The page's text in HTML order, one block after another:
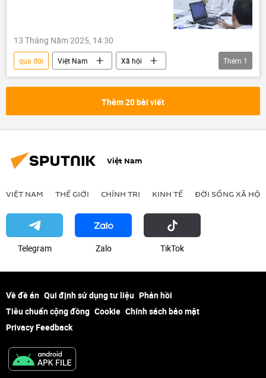
13 Tháng Năm 2025, 14:30
qua đời Việt Nam
Xã hội
WHO
y tế
Thêm 1
Thêm 20 bài viết
Việt Nam
VIỆT NAM THẾ GIỚI CHÍNH TRỊ KINH TẾ ĐỜI SỐNG XÃ HỘI
Telegram Zalo ТikТоk
Về đề án Qui định sử dụng tư liệu Phản hồi
Tiêu chuẩn cộng đồng Cookie Chính sách bảo mật
Privacy Feedback